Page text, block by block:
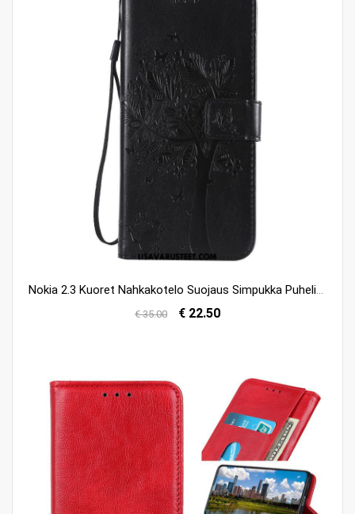
€ 35.00 € 22.50